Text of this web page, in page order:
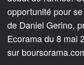
opportunité pour
de Daniel Gerino,
Ecorama du 8 mai
sur